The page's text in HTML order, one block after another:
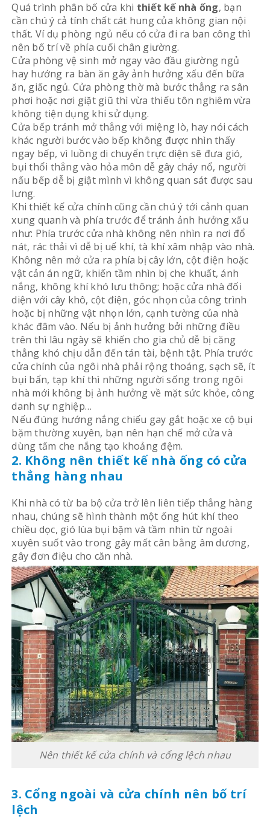
Quá trình phân bố cửa khi thiết kế nhà ống, bạn
cần chú ý cả tính chất cát hung của không gian nội
thất. Ví dụ phòng ngủ nếu có cửa đi ra ban công thì
nên bố trí về phía cuối chân giường.
Cửa phòng vệ sinh mở ngay vào đầu giường ngủ
hay hướng ra bàn ăn gây ảnh hưởng xấu đến bữa
ăn, giấc ngủ. Cửa phòng thờ mà bước thẳng ra sân
phơi hoặc nơi giặt giũ thì vừa thiếu tôn nghiêm vừa
không tiện dụng khi sử dụng.
Cửa bếp tránh mở thẳng với miệng lò, hay nói cách
khác người bước vào bếp không được nhìn thấy
ngay bếp, vì luồng di chuyển trực diện sẽ đưa gió,
bụi thổi thẳng vào hỏa môn dễ gây cháy nổ, người
nấu bếp dễ bị giật mình vì không quan sát được sau
lưng.
Khi thiết kế cửa chính cũng cần chú ý tới cảnh quan
xung quanh và phía trước để tránh ảnh hưởng xấu
như: Phía trước cửa nhà không nên nhìn ra nơi đổ
nát, rác thải vì dễ bị uế khí, tà khí xâm nhập vào nhà.
Không nên mở cửa ra phía bị cây lớn, cột điện hoặc
vật cản án ngữ, khiến tầm nhìn bị che khuất, ánh
nắng, không khí khó lưu thông; hoặc cửa nhà đối
diện với cây khô, cột điện, góc nhọn của công trình
hoặc bị những vật nhọn lớn, cạnh tường của nhà
khác đâm vào. Nếu bị ảnh hưởng bởi những điều
trên thì lâu ngày sẽ khiến cho gia chủ dễ bị căng
thẳng khó chịu dẫn đến tán tài, bệnh tật. Phía trước
cửa chính của ngôi nhà phải rộng thoáng, sạch sẽ, ít
bụi bẩn, tạp khí thì những người sống trong ngôi
nhà mới không bị ảnh hưởng về mặt sức khỏe, công
danh sự nghiệp…
Nếu đúng hướng nắng chiếu gay gắt hoặc xe cộ bụi
bặm thường xuyên, bạn nên hạn chế mở cửa và
dùng tấm che nắng tạo khoảng đệm.
2. Không nên thiết kế nhà ống có cửa
thẳng hàng nhau
Khi nhà có từ ba bộ cửa trở lên liên tiếp thẳng hàng
nhau, chúng sẽ hình thành một ống hút khí theo
chiều dọc, gió lùa bụi bặm và tầm nhìn từ ngoài
xuyên suốt vào trong gây mất cân bằng âm dương,
gây đơn điệu cho căn nhà.
Nên thiết kế cửa chính và cổng lệch nhau
3. Cổng ngoài và cửa chính nên bố trí
lệch